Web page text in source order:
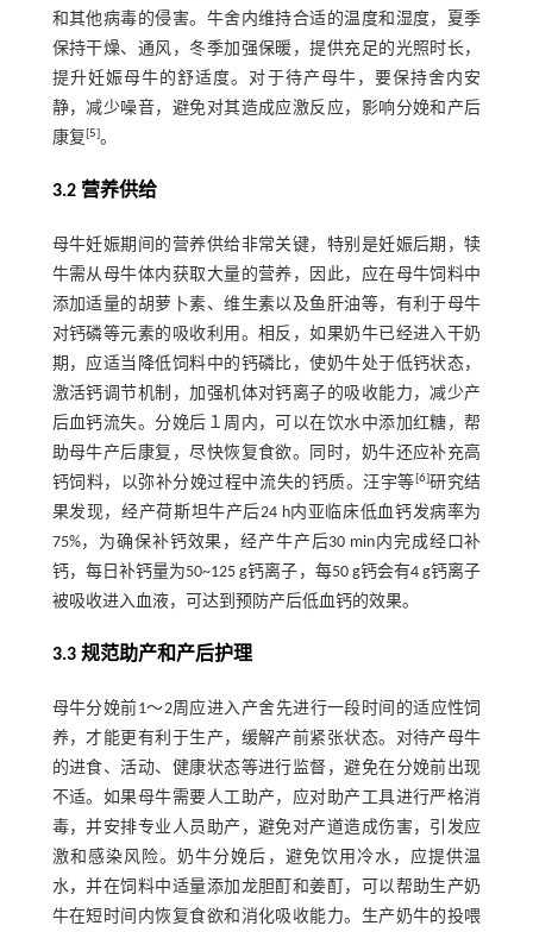
和其他病毒的侵害。牛舍内维持合适的温度和湿度，夏季
保持干燥、通风，冬季加强保暖，提供充足的光照时长，
提升妊娠母牛的舒适度。对于待产母牛，要保持舍内安
静，减少噪音，避免对其造成应激反应，影响分娩和产后
康复 [5]。
3.2 营养供给
母牛妊娠期间的营养供给非常关键，特别是妊娠后期，犊
牛需从母牛体内获取大量的营养，因此，应在母牛饲料中
添加适量的胡萝卜素、维生素以及鱼肝油等，有利于母牛
对钙磷等元素的吸收利用。相反，如果奶牛已经进入干奶
期，应适当降低饲料中的钙磷比，使奶牛处于低钙状态，
激活钙调节机制，加强机体对钙离子的吸收能力，减少产
后血钙流失。分娩后１周内，可以在饮水中添加红糖，帮
助母牛产后康复，尽快恢复食欲。同时，奶牛还应补充高
钙饲料，以弥补分娩过程中流失的钙质。汪宇等[6]研究结
果发现，经产荷斯坦牛产后24 h内亚临床低血钙发病率为
75%，为确保补钙效果，经产牛产后30 min内完成经口补
钙，每日补钙量为50~125 g钙离子，每50 g钙会有4 g钙离子
被吸收进入血液，可达到预防产后低血钙的效果。
3.3 规范助产和产后护理
母牛分娩前1～2周应进入产舍先进行一段时间的适应性饲
养，才能更有利于生产，缓解产前紧张状态。对待产母牛
的进食、活动、健康状态等进行监督，避免在分娩前出现
不适。如果母牛需要人工助产，应对助产工具进行严格消
毒，并安排专业人员助产，避免对产道造成伤害，引发应
激和感染风险。奶牛分娩后，避免饮用冷水，应提供温
水，并在饲料中适量添加龙胆酊和姜酊，可以帮助生产奶
牛在短时间内恢复食欲和消化吸收能力。生产奶牛的投喂